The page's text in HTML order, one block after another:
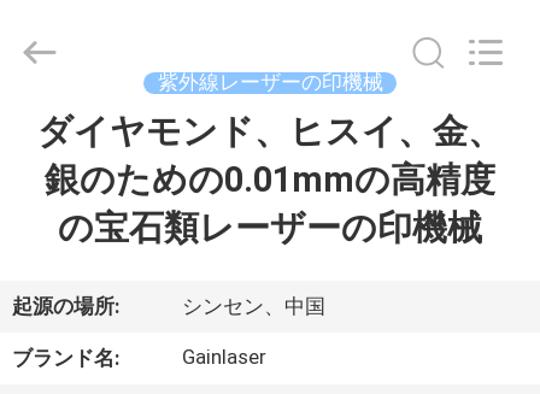
私
2020
Gainlaser
Technology
紫外線レーザーの印機械
ダイヤモンド、ヒスイ、金、
銀のための0.01mmの高精度
の宝石類レーザーの印機械
起源の場所: シンセン、中国
ブランド名: Gainlaser